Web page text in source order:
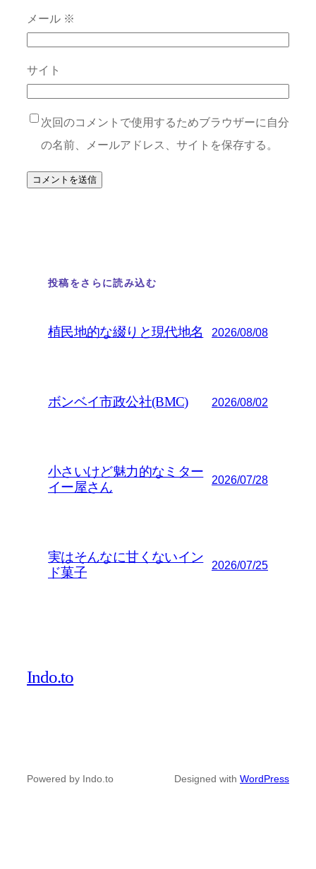
メール ※
サイト
次回のコメントで使用するためブラウザーに自分
の名前、メールアドレス、サイトを保存する。
投稿をさらに読み込む
植民地的な綴りと現代地名 2026/08/08
ボンベイ市政公社(BMC) 2026/08/02
小さいけど魅力的なミター
イー屋さん
2026/07/28
実はそんなに甘くないイン
ド菓子
2026/07/25
Indo.to
Powered by Indo.to Designed with WordPress